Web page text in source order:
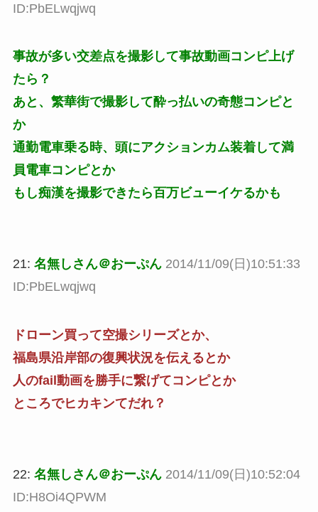
ID:PbELwqjwq
事故が多い交差点を撮影して事故動画コンピ上げ
たら？
あと、繁華街で撮影して酔っ払いの奇態コンピと
か
通勤電車乗る時、頭にアクションカム装着して満
員電車コンピとか
もし痴漢を撮影できたら百万ビューイケるかも
21: 名無しさん＠おーぷん 2014/11/09(日)10:51:33
ID:PbELwqjwq
ドローン買って空撮シリーズとか、
福島県沿岸部の復興状況を伝えるとか
人のfail動画を勝手に繋げてコンピとか
ところでヒカキンてだれ？
22: 名無しさん＠おーぷん 2014/11/09(日)10:52:04
ID:H8Oi4QPWM